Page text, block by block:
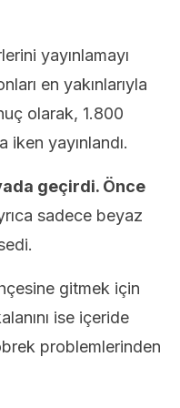
yayınlamayı
en yakınlarıyla
olarak, 1.800
iken yayınlandı.
geçirdi. Önce
sadece beyaz
gitmek için
ise içeride
problemlerinden